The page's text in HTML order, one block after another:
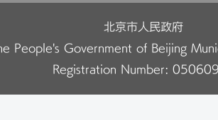
北京市人民政府
People's Government of Beijing
Registration Number: